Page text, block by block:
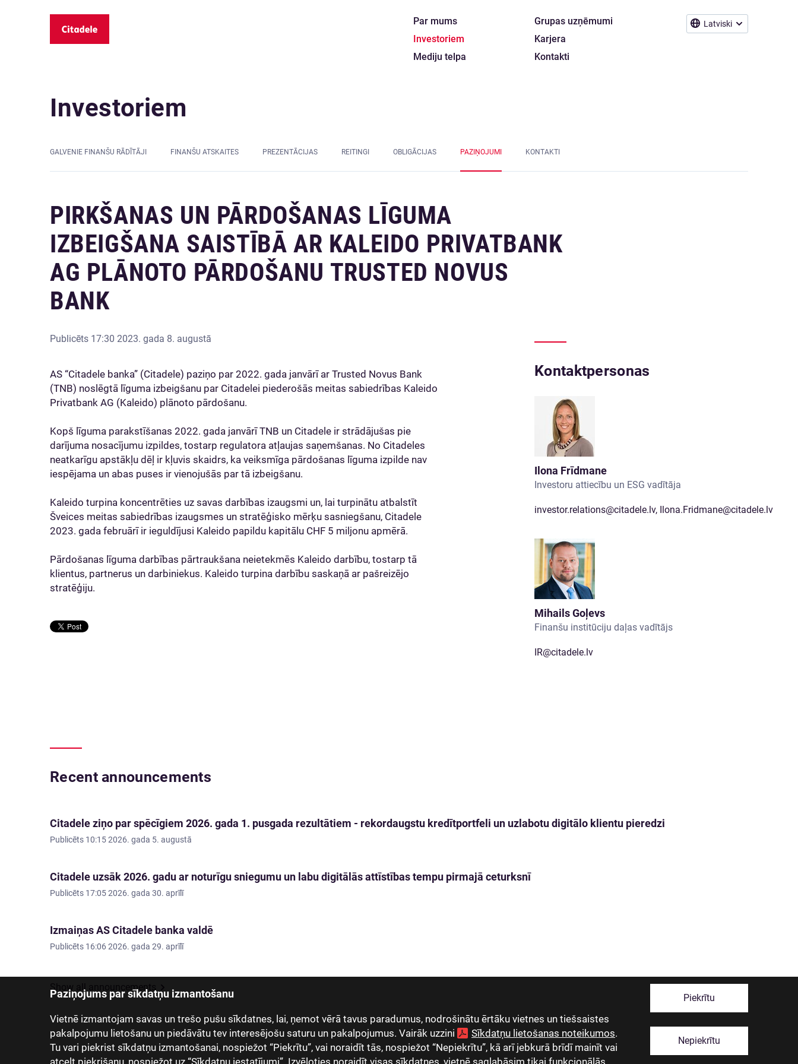
Paziņojums par sīkdatņu izmantošanu
Vietnē izmantojam savas un trešo pušu sīkdatnes, lai, ņemot vērā tavus paradumus, nodrošinātu ērtāku vietnes un tiešsaistes
pakalpojumu lietošanu un piedāvātu tev interesējošu saturu un pakalpojumus. Vairāk uzzini
Sīkdatņu lietošanas noteikumos.
Tu vari piekrist sīkdatņu izmantošanai, nospiežot “Piekrītu”, vai noraidīt tās, nospiežot “Nepiekrītu”, kā arī jebkurā brīdī mainīt vai
atcelt piekrišanu, nospiežot uz “Sīkdatņu iestatījumi”. Izvēloties noraidīt visas sīkdatnes, vietnē saglabāsim tikai funkcionālās
Piekrītu
Nepiekrītu
Latviski
Par mums
Investoriem
Mediju telpa
Grupas uzņēmumi
Karjera
Kontakti
Investoriem
GALVENIE FINANŠU RĀDĪTĀJI FINANŠU ATSKAITES PREZENTĀCIJAS REITINGI OBLIGĀCIJAS PAZIŅOJUMI KONTAKTI
PIRKŠANAS UN PĀRDOŠANAS LĪGUMA
IZBEIGŠANA SAISTĪBĀ AR KALEIDO PRIVATBANK
AG PLĀNOTO PĀRDOŠANU TRUSTED NOVUS
BANK
Publicēts 17:30 2023. gada 8. augustā
AS “Citadele banka” (Citadele) paziņo par 2022. gada janvārī ar Trusted Novus Bank
(TNB) noslēgtā līguma izbeigšanu par Citadelei piederošās meitas sabiedrības Kaleido
Privatbank AG (Kaleido) plānoto pārdošanu.
Kopš līguma parakstīšanas 2022. gada janvārī TNB un Citadele ir strādājušas pie
darījuma nosacījumu izpildes, tostarp regulatora atļaujas saņemšanas. No Citadeles
neatkarīgu apstākļu dēļ ir kļuvis skaidrs, ka veiksmīga pārdošanas līguma izpilde nav
iespējama un abas puses ir vienojušās par tā izbeigšanu.
Kaleido turpina koncentrēties uz savas darbības izaugsmi un, lai turpinātu atbalstīt
Šveices meitas sabiedrības izaugsmes un stratēģisko mērķu sasniegšanu, Citadele
2023. gada februārī ir ieguldījusi Kaleido papildu kapitālu CHF 5 miljonu apmērā.
Pārdošanas līguma darbības pārtraukšana neietekmēs Kaleido darbību, tostarp tā
klientus, partnerus un darbiniekus. Kaleido turpina darbību saskaņā ar pašreizējo
stratēģiju.
Kontaktpersonas
Ilona Frīdmane
Investoru attiecību un ESG vadītāja
investor.relations@citadele.lv, Ilona.Fridmane@citadele.lv
Mihails Goļevs
Finanšu institūciju daļas vadītājs
IR@citadele.lv
Recent announcements
Citadele ziņo par spēcīgiem 2026. gada 1. pusgada rezultātiem - rekordaugstu kredītportfeli un uzlabotu digitālo klientu pieredzi
Publicēts 10:15 2026. gada 5. augustā
Citadele uzsāk 2026. gadu ar noturīgu sniegumu un labu digitālās attīstības tempu pirmajā ceturksnī
Publicēts 17:05 2026. gada 30. aprīlī
Izmaiņas AS Citadele banka valdē
Publicēts 16:06 2026. gada 29. aprīlī
Show all announcements